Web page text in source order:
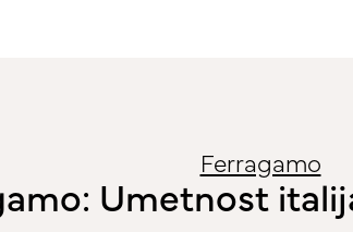
Ferragamo
Umetnost